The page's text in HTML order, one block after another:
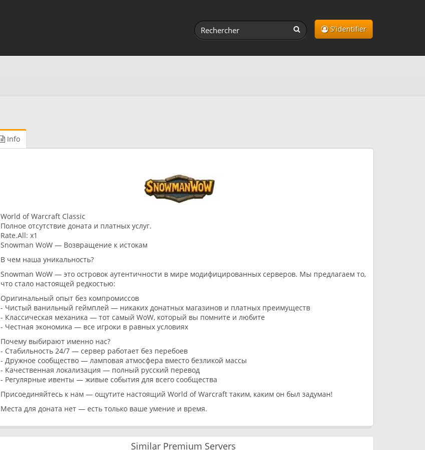
S'identifier
Info
World of Warcraft Classic
Полное отсутствие доната и платных услуг.
Rate.All: x1
Snowman WoW — Возвращение к истокам
В чем наша уникальность?
Snowman WoW — это островок аутентичности в мире модифицированных серверов. Мы предлагаем то,
что стало настоящей редкостью:
Оригинальный опыт без компромиссов
- Чистый ванильный геймплей — никаких донатных магазинов и платных преимуществ
- Классическая механика — тот самый WoW, который вы помните и любите
- Честная экономика — все игроки в равных условиях
Почему выбирают именно нас?
- Стабильность 24/7 — сервер работает без перебоев
- Дружное сообщество — ламповая атмосфера вместо безликой массы
- Качественная локализация — полный русский перевод
- Регулярные ивенты — живые события для всего сообщества
Присоединяйтесь к нам — ощутите настоящий World of Warcraft таким, каким он был задуман!
Места для доната нет — есть только ваше умение и время.
Similar Premium Servers